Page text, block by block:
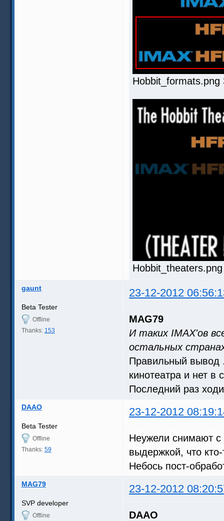
gaunt 23-12-2012
Beta Tester
Offline
Thanks: 153
MAG79
И таких IMAX'ов
остальных
Правильный вывод
кинотеатра и нет в
Последний раз
DAAO 23-12-2012
Beta Tester
Offline
Thanks: 59
Неужели снимают с
выдержкой, что
Небось пост-
MAG79 23-12-2012
SVP developer
Offline
DAAO